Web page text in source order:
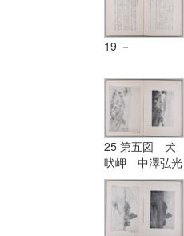
19 －
25 第五図 犬
吠岬 中澤弘光
筆